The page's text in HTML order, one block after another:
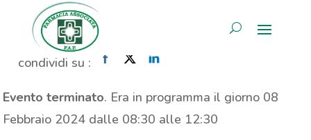
AREA RISERVATA
Propaganda Thermacare
Home» Evento» Propaganda Thermacare
condividi su :
Evento terminato. Era in programma il giorno 08
Febbraio 2024 dalle 08:30 alle 12:30